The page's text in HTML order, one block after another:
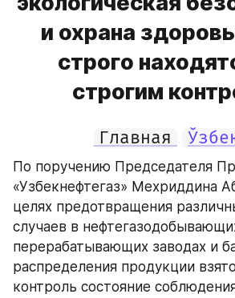
и охрана
строго
строгим
Главная
По поручению Председателя
«Узбекнефтегаз» Мехриддина
целях предотвращения
случаев в
перерабатывающих заводах и
распределения продукции
контроль состояние